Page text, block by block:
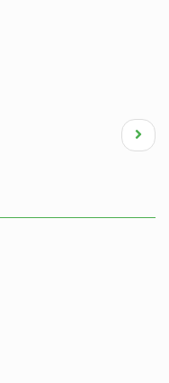
Next
page